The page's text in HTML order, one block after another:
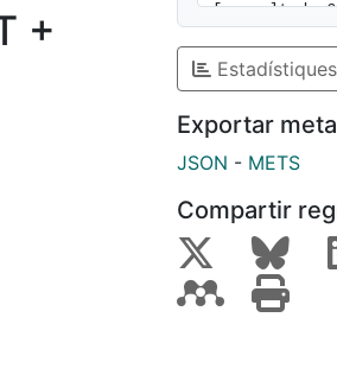
+
[consulted:
https://
Estadístiques
Exportar
JSON - METS
Compartir